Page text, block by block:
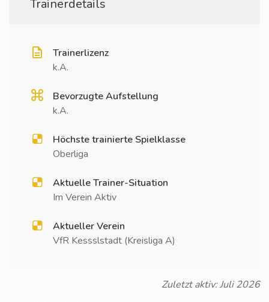
Trainerdetails
Trainerlizenz
k.A.
Bevorzugte Aufstellung
k.A.
Höchste trainierte Spielklasse
Oberliga
Aktuelle Trainer-Situation
Im Verein Aktiv
Aktueller Verein
VfR Kessslstadt (Kreisliga A)
Zuletzt aktiv: Juli 2026